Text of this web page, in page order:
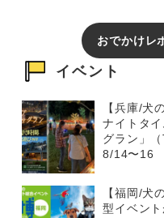
おでかけレ
イベント
【兵庫/犬
ナイトタ
グラン」
8/14〜16
【福岡/犬
型イベン